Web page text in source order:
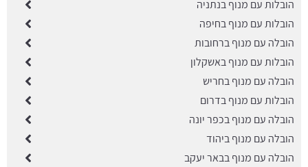
הובלות עם מנוף בנתניה
הובלות עם מנוף בחיפה
הובלה עם מנוף ברחובות
הובלות עם מנוף באשקלון
הובלה עם מנוף בחריש
הובלות עם מנוף בדרום
הובלה עם מנוף בכפר יונה
הובלה עם מנוף ביהוד
הובלה עם מנוף בבאר יעקב